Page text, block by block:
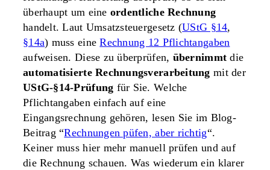
überhaupt um eine ordentliche Rechnung
handelt. Laut Umsatzsteuergesetz (UStG §14,
§14a) muss eineRechnung 12 Pflichtangaben
aufweisen. Diese zu überprüfen, übernimmt die
automatisierte Rechnungsverarbeitung mit der
UStG-§14-Prüfung für Sie. Welche
Pflichtangaben einfach auf eine
Eingangsrechnung gehören, lesen Sie im Blog-
Beitrag “Rechnungen püfen, aber richtig“.
Keiner muss hier mehr manuell prüfen und auf
die Rechnung schauen. Was wiederum ein klarer